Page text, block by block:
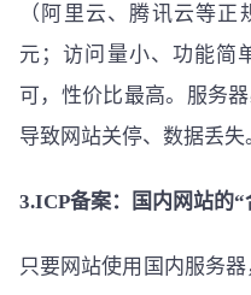
（阿里云、腾讯云等正
元；访问量小、功能简
可，性价比最高。服务
导致网站关停、数据丢失
3.ICP备案：国内网站的“
只要网站使用国内服务